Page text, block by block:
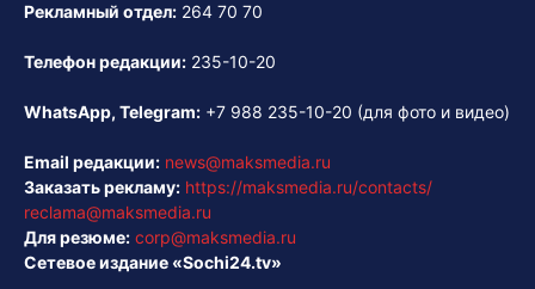
Рекламный отдел: 264 70 70
Телефон редакции: 235-10-20
WhatsApp, Telegram: +7 988 235-10-20 (для фото и видео)
Email редакции: news@maksmedia.ru
Заказать рекламу: https://maksmedia.ru/contacts/
reclama@maksmedia.ru
Для резюме: corp@maksmedia.ru
Сетевое издание «Sochi24.tv»